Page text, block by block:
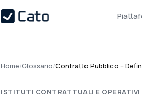
Home/Glossario/Contratto Pubblico –
ISTITUTI CONTRATTUALI E OPERATIVI